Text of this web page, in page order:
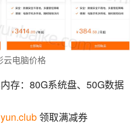
云电脑价格
存：80G系统盘、50G数据
领取满减券